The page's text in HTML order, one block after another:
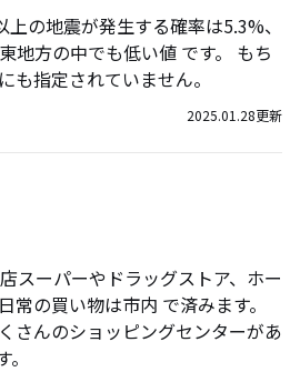
の地震が発生する確率は5.3%、
地方の中でも低い値 です。 もち
も指定されていません。
2025.01.28更新
スーパーやドラッグストア、ホー
常の買い物は市内 で済みます。
さんのショッピングセンターがあ